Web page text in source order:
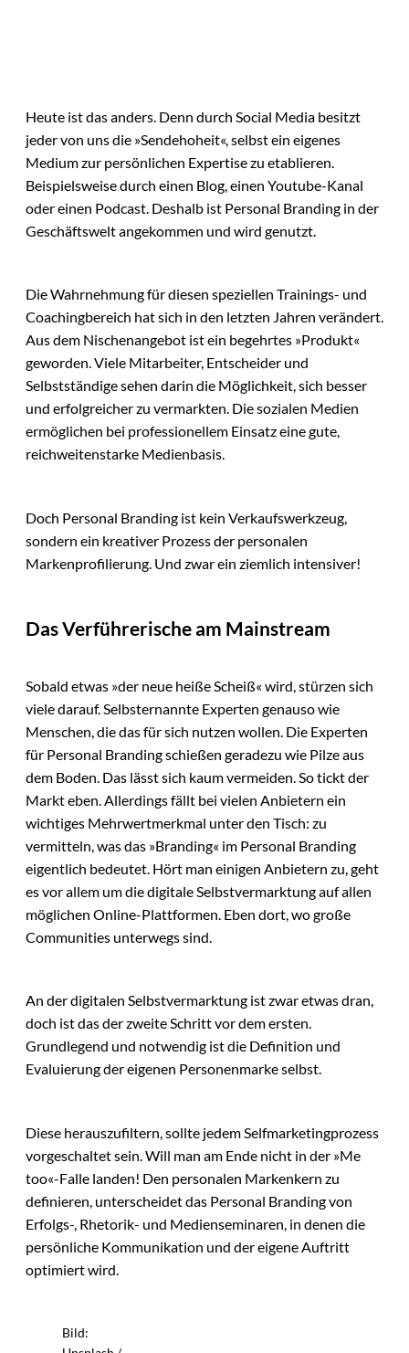
Heute ist das anders. Denn durch Social Media besitzt
jeder von uns die »Sendehoheit«, selbst ein eigenes
Medium zur persönlichen Expertise zu etablieren.
Beispielsweise durch einen Blog, einen Youtube-Kanal
oder einen Podcast. Deshalb ist Personal Branding in der
Geschäftswelt angekommen und wird genutzt.
Die Wahrnehmung für diesen speziellen Trainings- und
Coachingbereich hat sich in den letzten Jahren verändert.
Aus dem Nischenangebot ist ein begehrtes »Produkt«
geworden. Viele Mitarbeiter, Entscheider und
Selbstständige sehen darin die Möglichkeit, sich besser
und erfolgreicher zu vermarkten. Die sozialen Medien
ermöglichen bei professionellem Einsatz eine gute,
reichweitenstarke Medienbasis.
Doch Personal Branding ist kein Verkaufswerkzeug,
sondern ein kreativer Prozess der personalen
Markenprofilierung. Und zwar ein ziemlich intensiver!
Das Verführerische am Mainstream
Sobald etwas »der neue heiße Scheiß« wird, stürzen sich
viele darauf. Selbsternannte Experten genauso wie
Menschen, die das für sich nutzen wollen. Die Experten
für Personal Branding schießen geradezu wie Pilze aus
dem Boden. Das lässt sich kaum vermeiden. So tickt der
Markt eben. Allerdings fällt bei vielen Anbietern ein
wichtiges Mehrwertmerkmal unter den Tisch: zu
vermitteln, was das »Branding« im Personal Branding
eigentlich bedeutet. Hört man einigen Anbietern zu, geht
es vor allem um die digitale Selbstvermarktung auf allen
möglichen Online-Plattformen. Eben dort, wo große
Communities unterwegs sind.
An der digitalen Selbstvermarktung ist zwar etwas dran,
doch ist das der zweite Schritt vor dem ersten.
Grundlegend und notwendig ist die Definition und
Evaluierung der eigenen Personenmarke selbst.
Diese herauszufiltern, sollte jedem Selfmarketingprozess
vorgeschaltet sein. Will man am Ende nicht in der »Me
too«-Falle landen! Den personalen Markenkern zu
definieren, unterscheidet das Personal Branding von
Erfolgs-, Rhetorik- und Medienseminaren, in denen die
persönliche Kommunikation und der eigene Auftritt
optimiert wird.
Bild: